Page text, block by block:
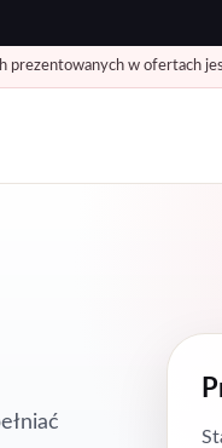
w ofertach